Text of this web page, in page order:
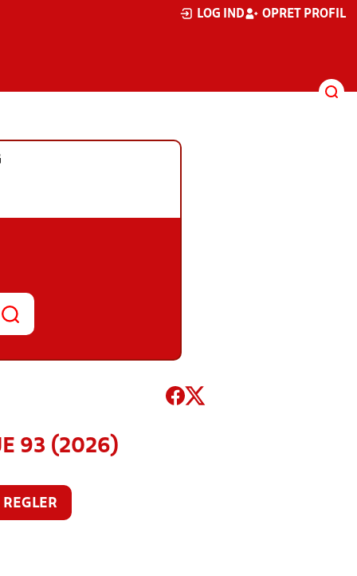
LOG IND OPRET PROFIL
93 (2026)
REGLER